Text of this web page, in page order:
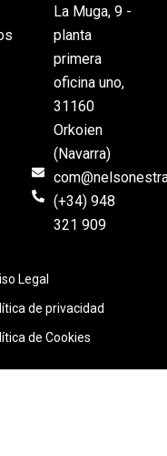
La Muga, 9 -
planta
primera
oficina uno,
31160
Orkoien
(Navarra)
(+34) 948
321 909
Legal
de privacidad
de Cookies